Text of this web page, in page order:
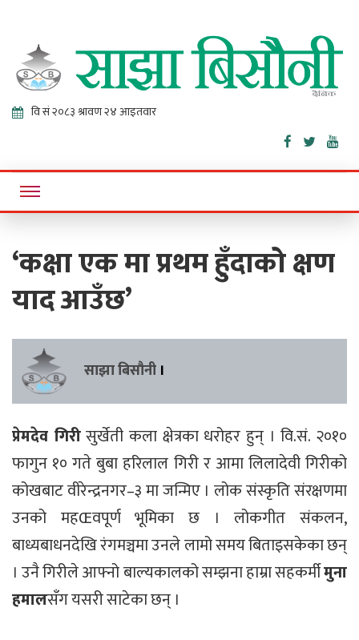
Sajha
Bisaunee
Online News Portal
‘कक्षा एक मा प्रथम हुँदाको क्षण
याद आउँछ’
साझा बिसौनी ।
प्रेमदेव गिरीसुर्खेती कला क्षेत्रका धरोहर हुन् । वि.सं. २०१०
फागुन १० गते बुबा हरिलाल गिरी र आमा लिलादेवी गिरीको
कोखबाट वीरेन्द्रनगर–३ मा जन्मिए । लोक संस्कृति संरक्षणमा
उनको महŒवपूर्ण भूमिका छ । लोकगीत संकलन,
बाध्यबाधनदेखि रंगमञ्चमा उनले लामो समय बिताइसकेका छन्
। उनै गिरीले आफ्नो बाल्यकालको सम्झना हाम्रा सहकर्मीमुना
हमालसँग यसरी साटेका छन् ।